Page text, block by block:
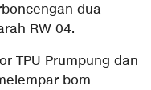
dua
RW 04.
TPU Prumpung dan
bom